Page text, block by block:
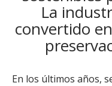
La
convertido
En los últimos años,